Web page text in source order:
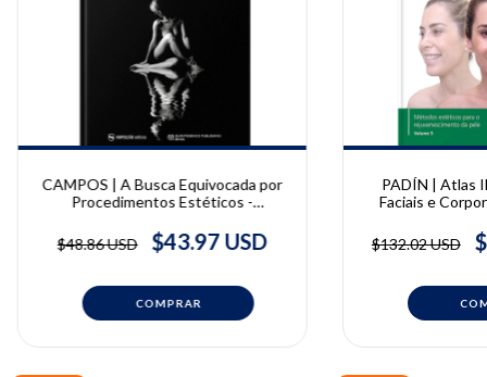
CAMPOS | A Busca Equivocada por
Procedimentos Estéticos -
João Heli de Campos
$48.86 USD $43.97 USD
PADÍN | Atlas
Faciais e
$132.02 USD